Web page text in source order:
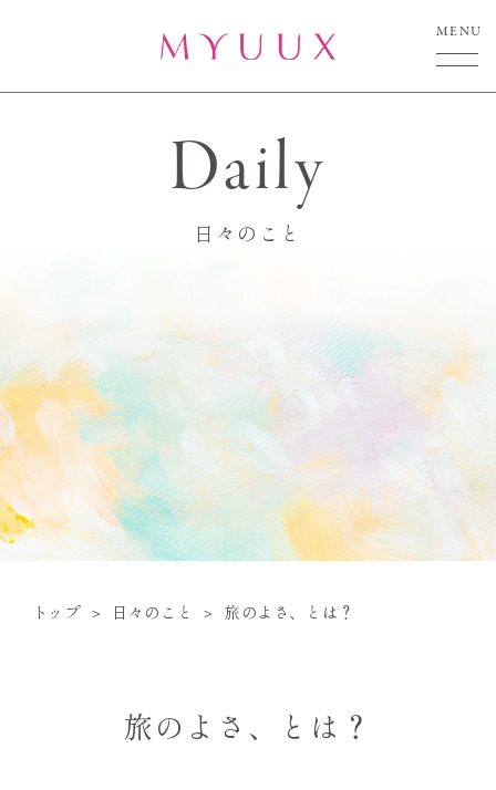
MENU
Daily
日々のこと
トップ 日々のこと 旅のよさ、とは？
旅のよさ、とは？